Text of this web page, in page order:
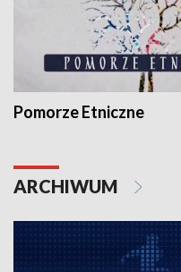
Pomorze Etniczne
ARCHIWUM